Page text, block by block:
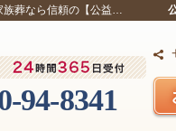
族葬なら信頼の【公益…
94-8341